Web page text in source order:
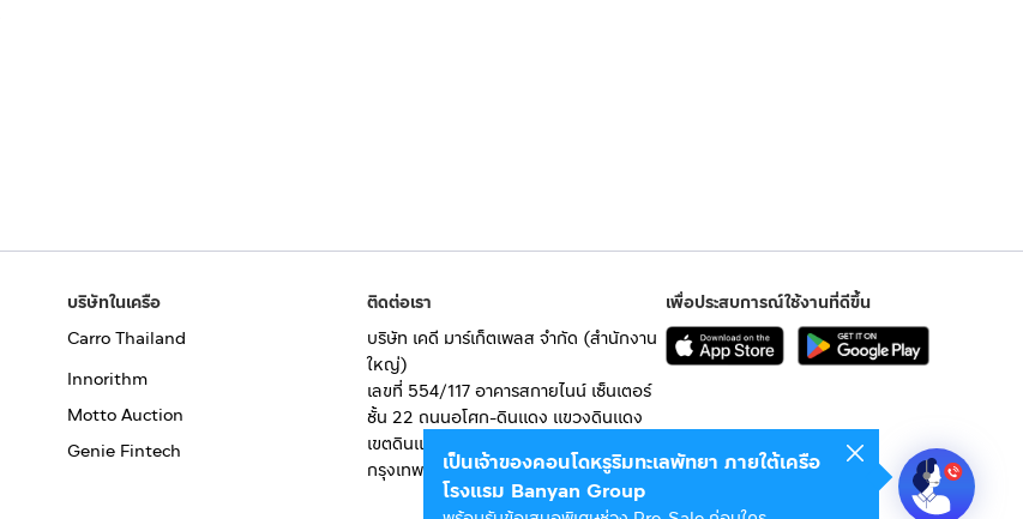
บริษัทในเครือ
Carro Thailand
Innorithm
Motto Auction
Genie Fintech
ติดต่อเรา
บริษัท เคดี มาร์เก็ตเพลส จำกัด (สำนักงาน
ใหญ่)
เลขที่ 554/117 อาคารสกายไนน์ เซ็นเตอร์
ชั้น 22 ถนนอโศก-ดินแดง แขวงดินแดง
เขตดินแดง
กรุงเทพมหานคร 10400
เพื่อประสบการณ์ใช้งานที่ดีขึ้น
เป็นเจ้าของคอนโดหรูริมทะเลพัทยา ภายใต้เครือ
โรงแรม Banyan Group